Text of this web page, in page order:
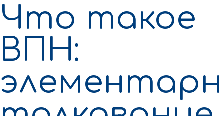
Что такое
ВПН: